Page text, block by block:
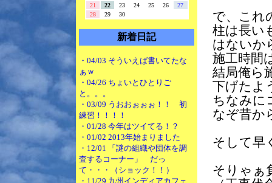
21
22 23 24 25 26
27
28
29 30
新着日記
・04/03 そういえば書いてたな
ぁｗ
・04/26 ちょいとひとりご
と。。。
・03/09 うおおぉぉぉ！！ 初
練習！！！！
・01/28 今年はツイてる！？
・01/02 2013年始まりました
・12/01 「謎の組織や団体を調
査するコーナー」 だっ
て・・・（ショック！！）
・11/29 九州インディアカフェ
で、これ
柱は長い
はないか
施工時間
結局俺ら
下げたよ
ちなみに
なぞ昔か
そして早
そりゃぁ